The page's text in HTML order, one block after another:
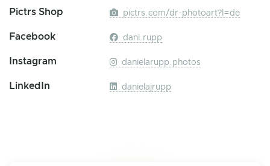
Pictrs Shop pictrs.com/dr-photoart?l=de
Facebook dani.rupp
Instagram danielarupp.photos
LinkedIn danielajrupp